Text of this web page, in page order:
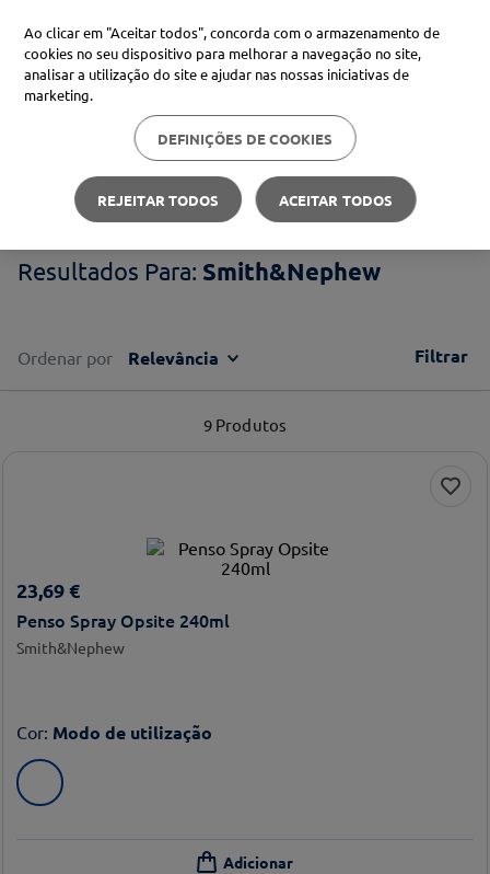
Procure no Marketplace Médis
Pesquisas mais comuns
xiaomi
3º uriage
Smith&Nephew
Smith&Nephew
Ordenar por Relevância Filtrar
9 Produtos
23,69 €
Penso Spray Opsite 240ml
Smith&Nephew
Cor: Modo de utilização
Ao clicar em "Aceitar todos", concorda com o armazenamento de
cookies no seu dispositivo para melhorar a navegação no site,
analisar a utilização do site e ajudar nas nossas iniciativas de
marketing.
DEFINIÇÕES DE COOKIES
REJEITAR TODOS ACEITAR TODOS